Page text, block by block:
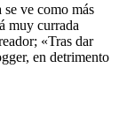
ve como más
muy currada
«Tras dar
en detrimento